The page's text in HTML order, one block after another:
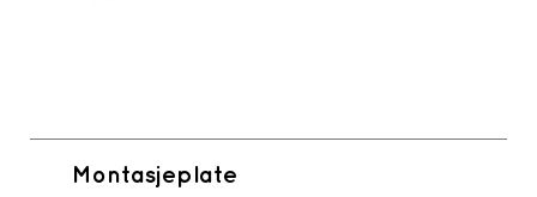
Montasjeplate